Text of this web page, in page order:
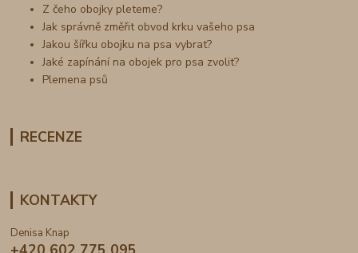
Z čeho obojky pleteme?
Jak správně změřit obvod krku vašeho psa
Jakou šířku obojku na psa vybrat?
Jaké zapínání na obojek pro psa zvolit?
Plemena psů
RECENZE
KONTAKTY
Denisa Knap